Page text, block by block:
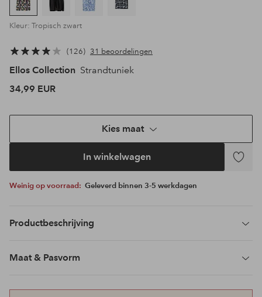
Kleur: Tropisch zwart
126 31 beoordelingen
Ellos Collection Strandtuniek
34,99 EUR
Kies maat
In winkelwagen
Weinig op voorraad: Geleverd binnen 3-5 werkdagen
Productbeschrijving
Maat & Pasvorm